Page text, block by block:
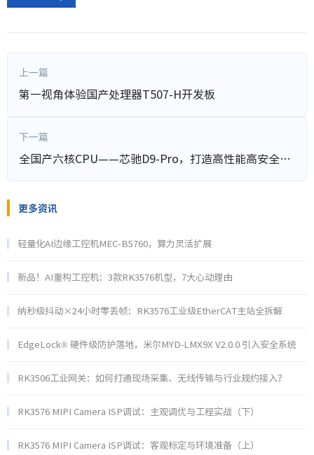
上一篇
第一视角体验国产处理器T507-H开发板
下一篇
全国产六核CPU——芯驰D9-Pro，打造高性能高安全显控方案
更多资讯
轻量化AI边缘工控机MEC-B5760，算力灵活扩展
新品！AI重构工控机：3款RK3576机型，7大心动理由
纳秒级抖动×24小时零丢帧：RK3576工业级EtherCAT主站全拆解
EdgeLock® 硬件级防护落地，米尔MYD‑LMX9X V2.0.0 引入安全系统
RK3506工业网关：如何打通现场采集、无线传输与行业规约接入？
RK3576 MIPI Camera ISP调试：主观调优与工程实战（下）
RK3576 MIPI Camera ISP调试：客观标定与环境准备（上）